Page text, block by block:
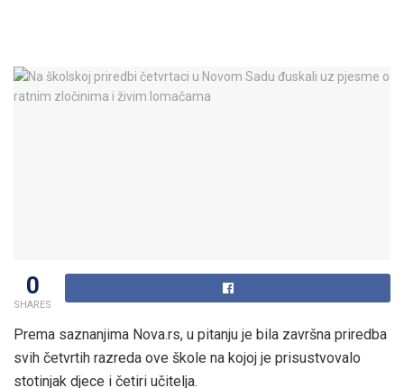
0
SHARES
Prema saznanjima Nova.rs, u pitanju je bila završna priredba
svih četvrtih razreda ove škole na kojoj je prisustvovalo
stotinjak djece i četiri učitelja.